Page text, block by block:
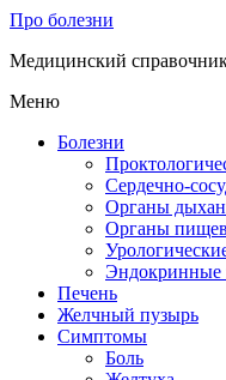
Про болезни
Медицинский
Меню
Болезни
Сердечно-
Органы
Органы
Эндокринные
Печень
Желчный пузырь
Симптомы
Боль